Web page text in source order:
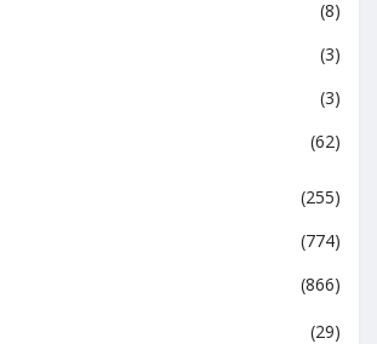
(8)
(3)
(3)
(62)
(255)
(774)
(866)
(29)